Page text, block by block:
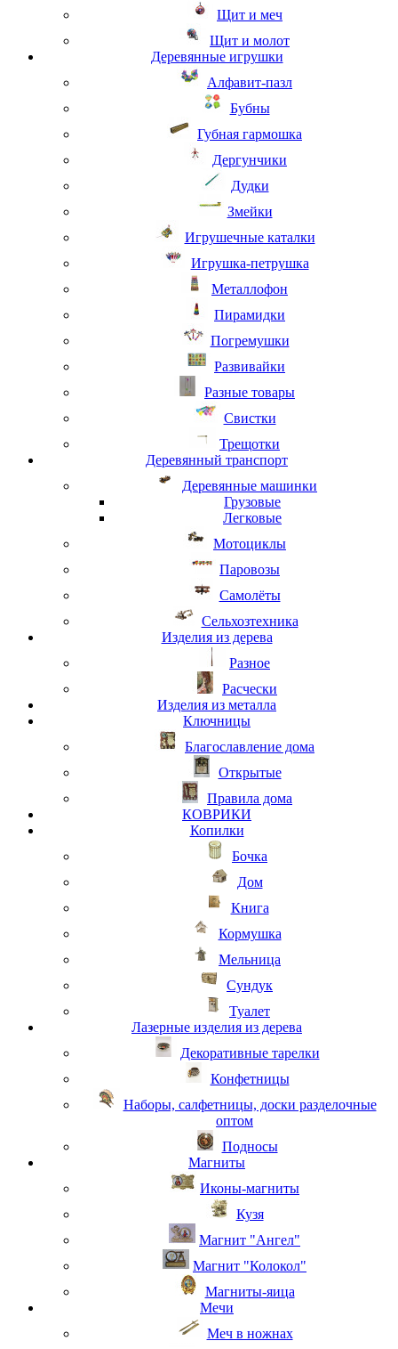
Щит и меч
Щит и молот
Деревянные игрушки
Алфавит-пазл
Бубны
Губная гармошка
Дергунчики
Дудки
Змейки
Игрушечные каталки
Игрушка-петрушка
Металлофон
Пирамидки
Погремушки
Развивайки
Разные товары
Свистки
Трещотки
Деревянный транспорт
Деревянные машинки
Грузовые
Легковые
Мотоциклы
Паровозы
Самолёты
Сельхозтехника
Изделия из дерева
Разное
Расчески
Изделия из металла
Ключницы
Благославление дома
Открытые
Правила дома
КОВРИКИ
Копилки
Бочка
Дом
Книга
Кормушка
Мельница
Сундук
Туалет
Лазерные изделия из дерева
Декоративные тарелки
Конфетницы
Наборы, салфетницы, доски разделочные
оптом
Подносы
Магниты
Иконы-магниты
Кузя
Магнит "Ангел"
Магнит "Колокол"
Магниты-яица
Мечи
Меч в ножнах